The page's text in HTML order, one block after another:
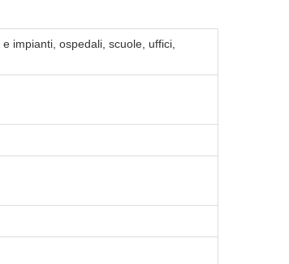
impianti, ospedali, scuole, uffici,